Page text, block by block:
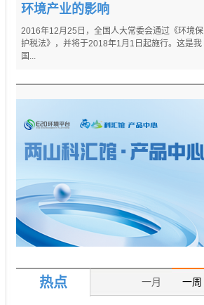
环境产业的影响
2016年12月25日，全国人大常委会通过《环境保
护税法》，并将于2018年1月1日起施行。这是我
国...
热点 一周
一月